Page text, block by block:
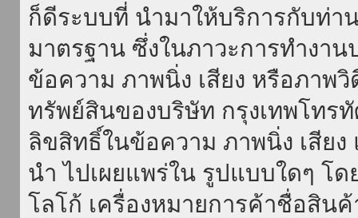
ก็ดีระบบที่ นำมาให้บริการกับท่
มาตรฐาน ซึ่งในภาวะการทำงา
ข้อความ ภาพนิ่ง เสียง หรือภาพ
ทรัพย์สินของบริษัท กรุงเทพโทร
ลิขสิทธิ์ในข้อความ ภาพนิ่ง เสีย
นำ ไปเผยแพร่ใน รูปแบบใดๆ โ
โลโก้ เครื่องหมายการค้าชื่อสิน